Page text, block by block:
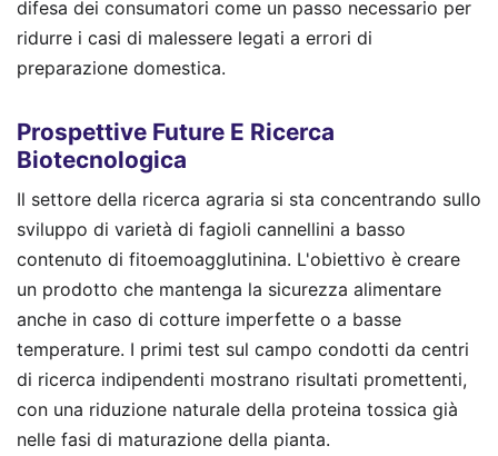
difesa dei consumatori come un passo necessario per
ridurre i casi di malessere legati a errori di
preparazione domestica.
Prospettive Future E Ricerca
Biotecnologica
Il settore della ricerca agraria si sta concentrando sullo
sviluppo di varietà di fagioli cannellini a basso
contenuto di fitoemoagglutinina. L'obiettivo è creare
un prodotto che mantenga la sicurezza alimentare
anche in caso di cotture imperfette o a basse
temperature. I primi test sul campo condotti da centri
di ricerca indipendenti mostrano risultati promettenti,
con una riduzione naturale della proteina tossica già
nelle fasi di maturazione della pianta.